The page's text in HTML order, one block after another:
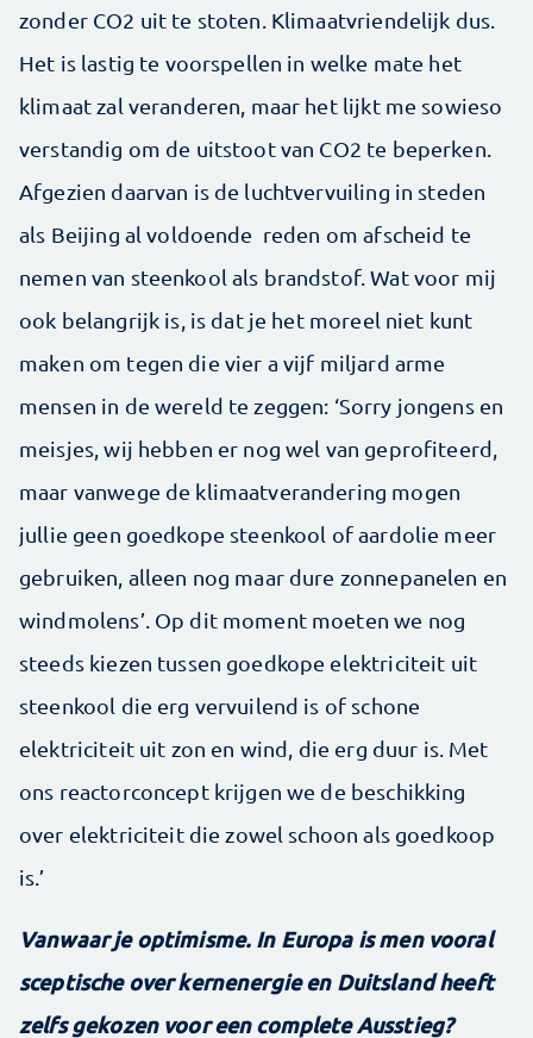
zonder CO2 uit te stoten. Klimaatvriendelijk dus.
Het is lastig te voorspellen in welke mate het
klimaat zal veranderen, maar het lijkt me sowieso
verstandig om de uitstoot van CO2 te beperken.
Afgezien daarvan is de luchtvervuiling in steden
als Beijing al voldoende reden om afscheid te
nemen van steenkool als brandstof. Wat voor mij
ook belangrijk is, is dat je het moreel niet kunt
maken om tegen die vier a vijf miljard arme
mensen in de wereld te zeggen: ‘Sorry jongens en
meisjes, wij hebben er nog wel van geprofiteerd,
maar vanwege de klimaatverandering mogen
jullie geen goedkope steenkool of aardolie meer
gebruiken, alleen nog maar dure zonnepanelen en
windmolens’. Op dit moment moeten we nog
steeds kiezen tussen goedkope elektriciteit uit
steenkool die erg vervuilend is of schone
elektriciteit uit zon en wind, die erg duur is. Met
ons reactorconcept krijgen we de beschikking
over elektriciteit die zowel schoon als goedkoop
is.’
Vanwaar je optimisme. In Europa is men vooral
sceptische over kernenergie en Duitsland heeft
zelfs gekozen voor een complete Ausstieg?